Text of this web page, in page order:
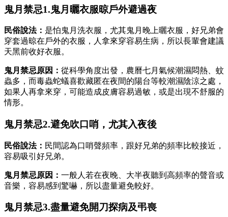
鬼月禁忌1.鬼月曬衣服晾戶外避過夜
民俗說法： 是怕鬼月洗衣服，尤其鬼月晚上曬衣服，好兄弟會
穿套過晾在戶外的衣服，人拿來穿容易生病，所以長輩會建議
天黑前收好衣服。
鬼月禁忌原因： 從科學角度出發，農曆七月氣候潮濕悶熱、蚊
蟲多，而毒蟲蛇蟻喜歡藏匿在夜間的陽台等較潮濕陰涼之處，
如果人再拿來穿，可能造成皮膚容易過敏，或是出現不舒服的
情形。
鬼月禁忌2.避免吹口哨，尤其入夜後
民俗說法： 民間認為口哨聲頻率，跟好兄弟的頻率比較接近，
容易吸引好兄弟。
鬼月禁忌原因： 一般人若在夜晚、大半夜聽到高頻率的聲音或
音樂，容易感到驚嚇，所以盡量避免較好。
鬼月禁忌3.盡量避免開刀探病及弔喪